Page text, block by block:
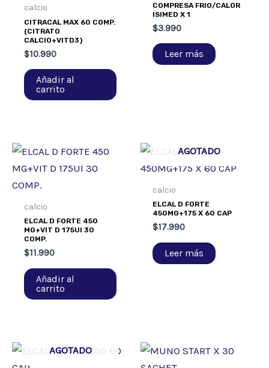
calcio
CITRACAL MAX 60 COMP.
(CITRATO
CALCIO+VITD3)
$10.990
Añadir al
carrito
COMPRESA FRIO/CALOR
ISIMED X 1
$3.990
Leer más
calcio
ELCAL D FORTE 450
MG+VIT D 175UI 30
COMP.
$11.990
Añadir al
carrito
AGOTADO
calcio
ELCAL D FORTE
450MG+175 X 60 CAP
$17.990
Leer más
AGOTADO